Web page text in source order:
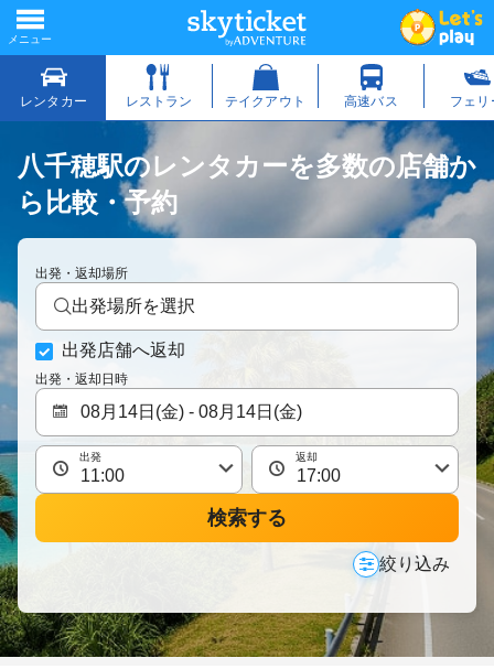
八千穂駅のレンタカーを多数の店舗か
ら比較・予約
出発・返却場所
出発場所を選択
出発店舗へ返却
出発・返却日時
出発 返却
検索する
絞り込み